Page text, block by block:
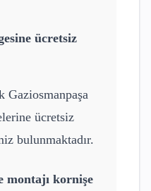
ücretsiz
Gaziosmanpaşa
ücretsiz
bulunmaktadır.
montajı kornişe